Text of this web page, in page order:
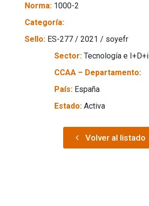
Norma: 1000-2
Categoría:
Sello: ES-277 / 2021 / soyefr
Sector: Tecnología e I+D+i
CCAA – Departamento:
País: España
Estado: Activa
Volver al listado